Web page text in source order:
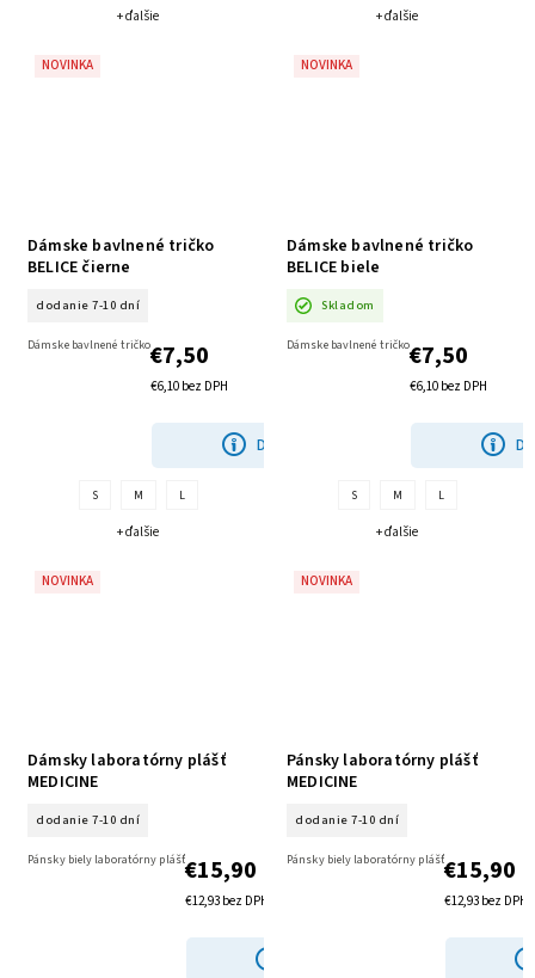
+ ďalšie + ďalšie
NOVINKA
Dámske bavlnené tričko
BELICE čierne
dodanie 7-10 dní
€6,10 bez DPH
€7,50
DETAIL
Dámske bavlnené tričko
S M L
+ ďalšie
NOVINKA
Dámske bavlnené tričko
BELICE biele
Skladom
€6,10 bez DPH
€7,50
Dámske bavlnené tričko
S M L
+ ďalšie
NOVINKA
Dámsky laboratórny plášť
MEDICINE
dodanie 7-10 dní
€12,93 bez DPH
€15,90
Pánsky biely laboratórny plášť
NOVINKA
Pánsky laboratórny plášť
MEDICINE
dodanie 7-10 dní
€12,93 bez DPH
€15,90
Pánsky biely laboratórny plášť